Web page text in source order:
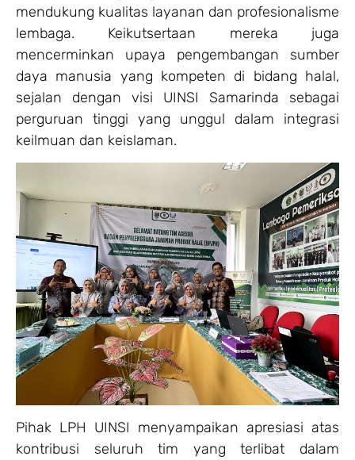
mendukung kualitas layanan dan profesionalisme
lembaga. Keikutsertaan mereka juga
mencerminkan upaya pengembangan sumber
daya manusia yang kompeten di bidang halal,
sejalan dengan visi UINSI Samarinda sebagai
perguruan tinggi yang unggul dalam integrasi
keilmuan dan keislaman.
Pihak LPH UINSI menyampaikan apresiasi atas
kontribusi seluruh tim yang terlibat dalam